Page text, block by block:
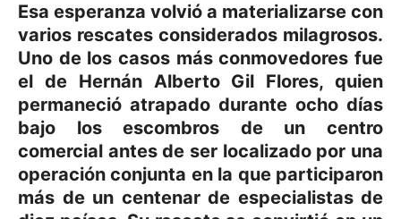
Esa esperanza volvió a materializarse con
varios rescates considerados milagrosos.
Uno de los casos más conmovedores fue
el de Hernán Alberto Gil Flores, quien
permaneció atrapado durante ocho días
bajo los escombros de un centro
comercial antes de ser localizado por una
operación conjunta en la que participaron
más de un centenar de especialistas de